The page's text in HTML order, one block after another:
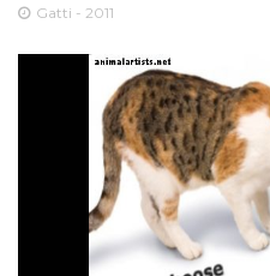
Gatti - 2011